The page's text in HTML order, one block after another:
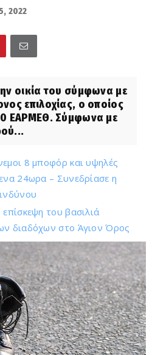
2022
οικία του σύμφωνα με
επιλοχίας, ο οποίος
ΕΑΡΜΕΘ. Σύμφωνα με
8 μποφόρ και υψηλές
24ωρα – Συνεδρίασε η
του βασιλιά
διαδόχων στο Άγιον Όρος